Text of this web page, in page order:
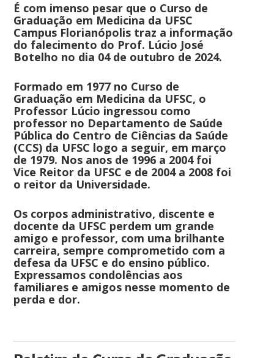
É com imenso pesar que o Curso de
Graduação em Medicina da UFSC
Campus Florianópolis traz a informação
do falecimento do Prof. Lúcio José
Botelho no dia 04 de outubro de 2024.
Formado em 1977 no Curso de
Graduação em Medicina da UFSC, o
Professor Lúcio ingressou como
professor no Departamento de Saúde
Pública do Centro de Ciências da Saúde
(CCS) da UFSC logo a seguir, em março
de 1979. Nos anos de 1996 a 2004 foi
Vice Reitor da UFSC e de 2004 a 2008 foi
o reitor da Universidade.
Os corpos administrativo, discente e
docente da UFSC perdem um grande
amigo e professor, com uma brilhante
carreira, sempre comprometido com a
defesa da UFSC e do ensino público.
Expressamos condolências aos
familiares e amigos nesse momento de
perda e dor.